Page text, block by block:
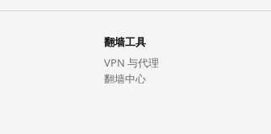
翻墙工具
VPN 与代理
翻墙中心